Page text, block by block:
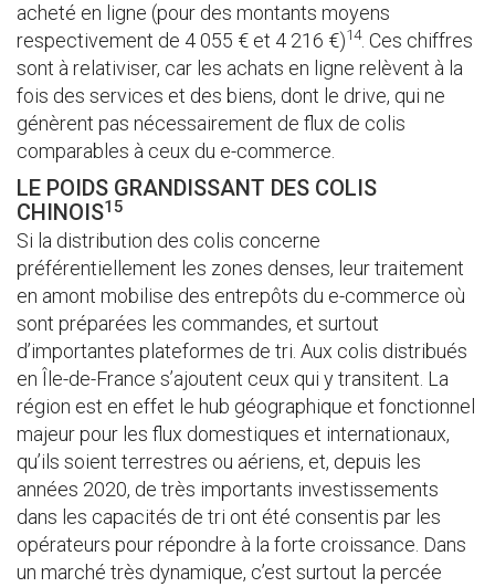
acheté en ligne (pour des montants moyens
respectivement de 4 055 € et 4 216 €)14. Ces chiffres
sont à relativiser, car les achats en ligne relèvent à la
fois des services et des biens, dont le drive, qui ne
génèrent pas nécessairement de flux de colis
comparables à ceux du e-commerce.
LE POIDS GRANDISSANT DES COLIS
CHINOIS15
Si la distribution des colis concerne
préférentiellement les zones denses, leur traitement
en amont mobilise des entrepôts du e-commerce où
sont préparées les commandes, et surtout
d’importantes plateformes de tri. Aux colis distribués
en Île-de-France s’ajoutent ceux qui y transitent. La
région est en effet le hub géographique et fonctionnel
majeur pour les flux domestiques et internationaux,
qu’ils soient terrestres ou aériens, et, depuis les
années 2020, de très importants investissements
dans les capacités de tri ont été consentis par les
opérateurs pour répondre à la forte croissance. Dans
un marché très dynamique, c’est surtout la percée